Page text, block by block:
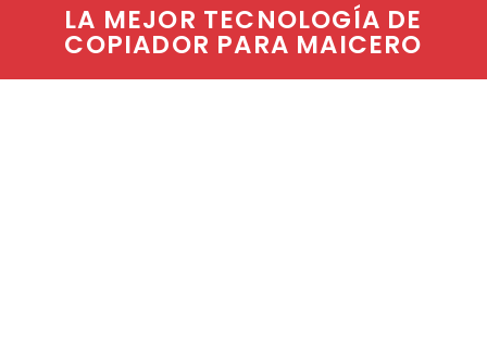
LA MEJOR TECNOLOGÍA DE
COPIADOR PARA MAICERO